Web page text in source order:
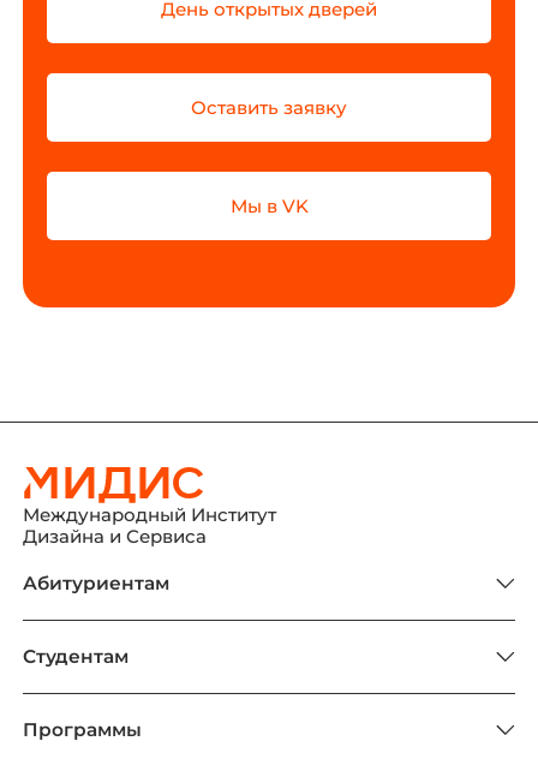
День открытых дверей
Оставить заявку
Мы в VK
Международный Институт
Дизайна и Сервиса
Программы
Абитуриентам
Студентам